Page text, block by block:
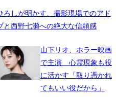
ろしが明かす、撮影現場でのアド
と西野七瀬への絶大な信頼感
山下リオ、ホラー映画
で主演 心霊現象も役
に活かす「取り憑かれ
てもいい役だから」